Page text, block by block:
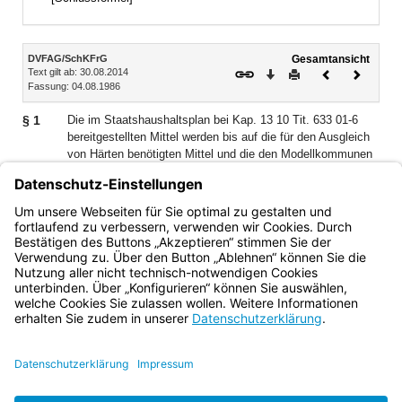
Inhalt
DVFAG/SchKFrG
Text gilt ab: 30.08.2014
Fassung: 04.08.1986
Gesamtansicht
Download
DruckenVorheriges
§ 1
Die im Staatshaushaltsplan bei Kap. 13 10 Tit. 633 01-6
bereitgestellten Mittel werden bis auf die für den Ausgleich
von Härten benötigten Mittel und die den Modellkommunen
der Schüler mit Beförderungsanspruch und den
Aufwendungen der Aufgabenträger für die notwendige
Schülerbeförderung verteilt (Verteilungsmasse).
Bayern.de
BayernPortal
Impressum